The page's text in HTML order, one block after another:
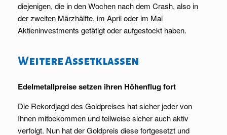
diejenigen, die in den Wochen nach dem Crash, also in
der zweiten Märzhälfte, im April oder im Mai
Aktieninvestments getätigt oder aufgestockt haben.
Weitere Assetklassen
Edelmetallpreise setzen ihren Höhenflug fort
Die Rekordjagd des Goldpreises hat sicher jeder von
Ihnen mitbekommen und teilweise sicher auch aktiv
verfolgt. Nun hat der Goldpreis diese fortgesetzt und